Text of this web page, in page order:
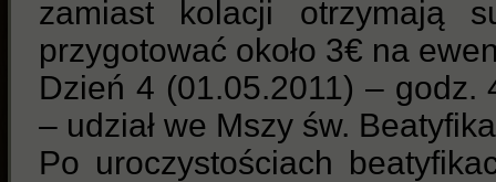
zamiast kolacji otrzymają
przygotować około 3€ na
Dzień 4 (01.05.2011) – godz.
– udział we Mszy św.
Po uroczystościach